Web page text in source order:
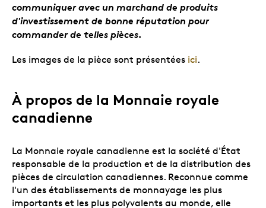
communiquer avec un marchand de produits
d'investissement de bonne réputation pour
commander de telles pièces.
Les images de la pièce sont présentées ici.
À propos de la Monnaie royale
canadienne
La Monnaie royale canadienne est la société d'État
responsable de la production et de la distribution des
pièces de circulation canadiennes. Reconnue comme
l'un des établissements de monnayage les plus
importants et les plus polyvalents au monde, elle